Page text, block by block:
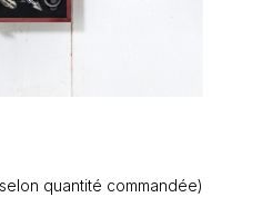
quantité commandée)